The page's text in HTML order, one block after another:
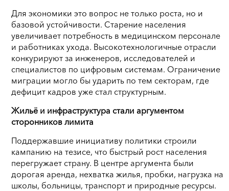
Для экономики это вопрос не только роста, но и
базовой устойчивости. Старение населения
увеличивает потребность в медицинском персонале
и работниках ухода. Высокотехнологичные отрасли
конкурируют за инженеров, исследователей и
специалистов по цифровым системам. Ограничение
миграции могло бы ударить по тем секторам, где
дефицит кадров уже стал структурным.
Жильё и инфраструктура стали аргументом
сторонников лимита
Поддержавшие инициативу политики строили
кампанию на тезисе, что быстрый рост населения
перегружает страну. В центре аргумента были
дорогая аренда, нехватка жилья, пробки, нагрузка на
школы, больницы, транспорт и природные ресурсы.